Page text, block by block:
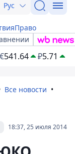
Рус
Право
€541.64 ₽5.71
Все новости
18:37, 25 июля 2014